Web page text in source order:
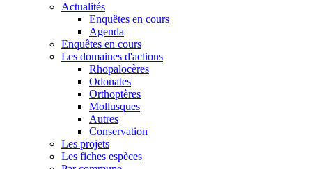
Actualités
Enquêtes en cours
Agenda
Enquêtes en cours
Les domaines d'actions
Rhopalocères
Odonates
Orthoptères
Mollusques
Autres
Conservation
Les projets
Les fiches espèces